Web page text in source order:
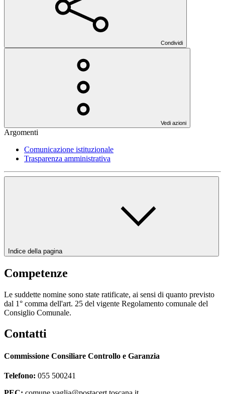
Condividi
Vedi azioni
Argomenti
Comunicazione istituzionale
Trasparenza amministrativa
Indice della pagina
Competenze
Le suddette nomine sono state ratificate, ai sensi di quanto previsto
dal 1° comma dell'art. 25 del vigente Regolamento comunale del
Consiglio Comunale.
Contatti
Commissione Consiliare Controllo e Garanzia
Telefono: 055 500241